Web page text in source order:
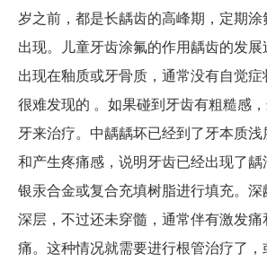
岁之前，都是长龋齿的高峰期，定期
出现。儿童牙齿涂氟的作用龋齿的发
出现在釉质或牙骨质，通常没有自觉
很难发现的 。如果碰到牙齿有粗糙感
牙来治疗。中龋龋坏已经到了牙本质
和产生疼痛感，说明牙齿已经出现了
银汞合金或复合充填树脂进行填充。
深层，不过还未穿髓，通常伴有激发
痛。这种情况就需要进行根管治疗了